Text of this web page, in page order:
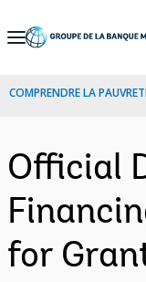
Skip
Navigation
COMPRENDRE LA
Official
for